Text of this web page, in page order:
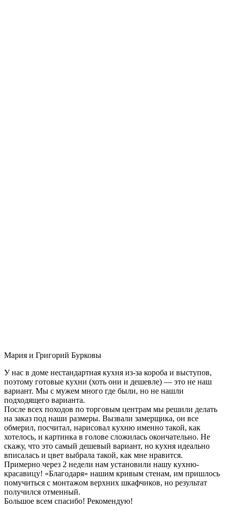
Мария и Григорий Бурковы
У нас в доме нестандартная кухня из-за короба и выступов,
поэтому готовые кухни (хоть они и дешевле) — это не наш
вариант. Мы с мужем много где были, но не нашли
подходящего варианта.
После всех походов по торговым центрам мы решили делать
на заказ под наши размеры. Вызвали замерщика, он все
обмерил, посчитал, нарисовал кухню именно такой, как
хотелось, и картинка в голове сложилась окончательно. Не
скажу, что это самый дешевый вариант, но кухня идеально
вписалась и цвет выбрала такой, как мне нравится.
Примерно через 2 недели нам установили нашу кухню-
красавицу! «Благодаря» нашим кривым стенам, им пришлось
помучиться с монтажом верхних шкафчиков, но результат
получился отменный.
Большое всем спасибо! Рекомендую!